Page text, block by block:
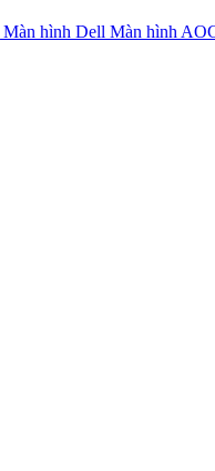
Màn hình Dell Màn hình